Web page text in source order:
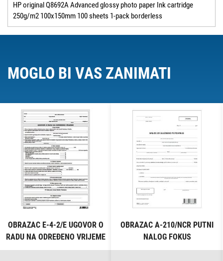
HP original Q8692A Advanced glossy photo paper Ink cartridge
250g/m2 100x150mm 100 sheets 1-pack borderless
MOGLO BI VAS ZANIMATI
OBRAZAC E-4-2/E UGOVOR O
RADU NA ODREĐENO VRIJEME
FOKUS
OBRAZAC A-210/NCR PUTNI
NALOG FOKUS